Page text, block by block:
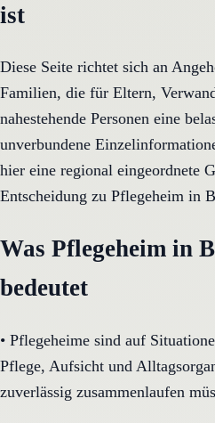
ist
Diese Seite richtet sich an
Familien, die für Eltern,
nahestehende Personen eine
unverbundene
hier eine regional eingeordnete
Entscheidung zu Pflegeheim in
Was Pflegeheim in
bedeutet
• Pflegeheime sind auf
Pflege, Aufsicht und
zuverlässig zusammenlaufen